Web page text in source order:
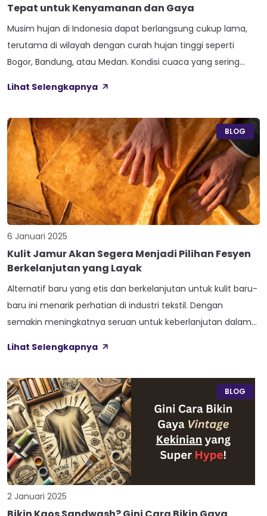
Tepat untuk Kenyamanan dan Gaya
Musim hujan di Indonesia dapat berlangsung cukup lama,
terutama di wilayah dengan curah hujan tinggi seperti
Bogor, Bandung, atau Medan. Kondisi cuaca yang sering
kali membuat kita kesulitan memilih pakaian yang tepat.
dari hujan sekaligus tetap bergaya adalah […]
Lihat Selengkapnya
BLOG
6 Januari 2025
Kulit Jamur Akan Segera Menjadi Pilihan Fesyen
Berkelanjutan yang Layak
Alternatif baru yang etis dan berkelanjutan untuk kulit baru-
baru ini menarik perhatian di industri tekstil. Dengan
semakin meningkatnya seruan untuk keberlanjutan dalam
menjadi yang paling sesuai. Praktik daur ulang (upcycling)
yang paling berkelanjutan. Saat ini, hanya ada dua cara
utama […]
Lihat Selengkapnya
BLOG
2 Januari 2025